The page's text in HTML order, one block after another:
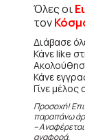
Όλες οι
τον
Διάβασε
Κάνε like
Κάνε
Γίνε μέλος
Προσοχή!
παραπάνω
–
αναφορά.